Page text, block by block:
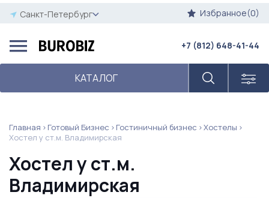
Санкт-Петербург Избранное(0)
КАТАЛОГ
+7 (812) 648-41-44
Главная Готовый Бизнес Гостиничный бизнес
Хостелы
Хостел у ст.м. Владимирская
Хостел у ст.м.
Владимирская